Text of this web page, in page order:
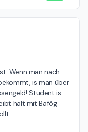
Wenn man nach
is man über
Student is
halt mit Bafög